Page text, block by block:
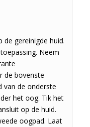
de gereinigde huid.
Neem
de bovenste
van de onderste
het oog. Tik het
op de huid.
oogpad. Laat